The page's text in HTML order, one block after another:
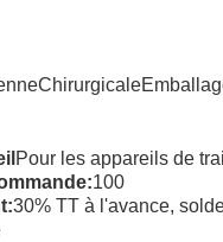
Chirurgicale
Pour les appareils de
100
30% TT à l'avance,